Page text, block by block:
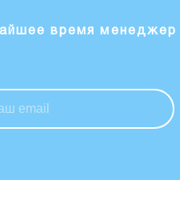
время менеджер